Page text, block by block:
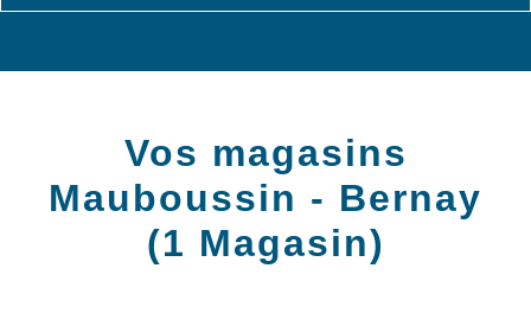
Vos magasins
Mauboussin - Bernay
(1 Magasin)